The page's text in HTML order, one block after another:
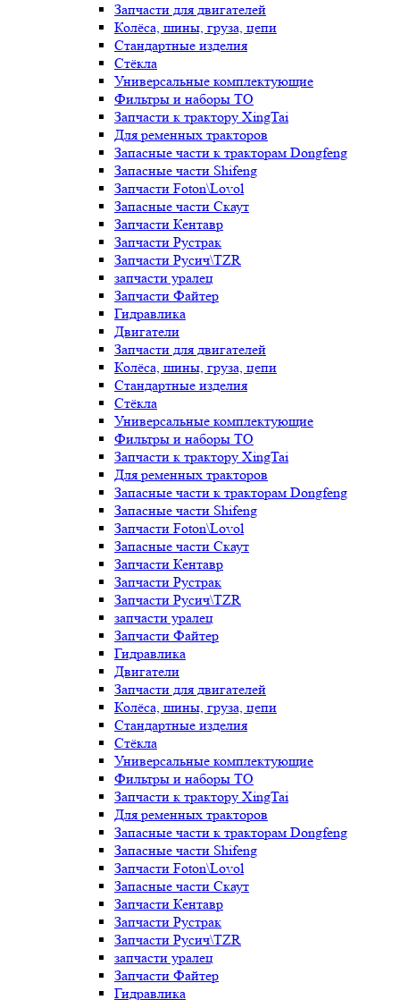
Запчасти для двигателей
Колёса, шины, груза, цепи
Стандартные изделия
Стёкла
Универсальные комплектующие
Фильтры и наборы ТО
Запчасти к трактору XingTai
Для ременных тракторов
Запасные части к тракторам Dongfeng
Запасные части Shifeng
Запчасти Foton\Lovol
Запасные части Скаут
Запчасти Кентавр
Запчасти Рустрак
Запчасти Русич\TZR
запчасти уралец
Запчасти Файтер
Гидравлика
Двигатели
Запчасти для двигателей
Колёса, шины, груза, цепи
Стандартные изделия
Стёкла
Универсальные комплектующие
Фильтры и наборы ТО
Запчасти к трактору XingTai
Для ременных тракторов
Запасные части к тракторам Dongfeng
Запасные части Shifeng
Запчасти Foton\Lovol
Запасные части Скаут
Запчасти Кентавр
Запчасти Рустрак
Запчасти Русич\TZR
запчасти уралец
Запчасти Файтер
Гидравлика
Двигатели
Запчасти для двигателей
Колёса, шины, груза, цепи
Стандартные изделия
Стёкла
Универсальные комплектующие
Фильтры и наборы ТО
Запчасти к трактору XingTai
Для ременных тракторов
Запасные части к тракторам Dongfeng
Запасные части Shifeng
Запчасти Foton\Lovol
Запасные части Скаут
Запчасти Кентавр
Запчасти Рустрак
Запчасти Русич\TZR
запчасти уралец
Запчасти Файтер
Гидравлика